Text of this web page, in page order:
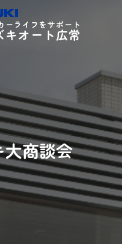
ーライフをサポート
キオート広常
商談会